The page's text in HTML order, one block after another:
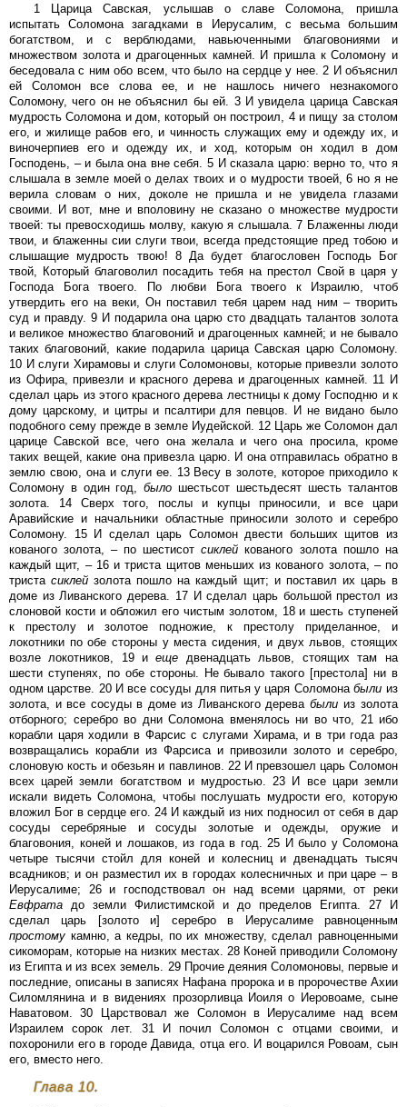
1 Царица Савская, услышав о славе Соломона, пришла
испытать Соломона загадками в Иерусалим, с весьма большим
богатством, и с верблюдами, навьюченными благовониями и
множеством золота и драгоценных камней. И пришла к Соломону и
беседовала с ним обо всем, что было на сердце у нее. 2 И объяснил
ей Соломон все слова ее, и не нашлось ничего незнакомого
Соломону, чего он не объяснил бы ей. 3 И увидела царица Савская
мудрость Соломона и дом, который он построил, 4 и пищу за столом
его, и жилище рабов его, и чинность служащих ему и одежду их, и
виночерпиев его и одежду их, и ход, которым он ходил в дом
Господень, – и была она вне себя. 5 И сказала царю: верно то, что я
слышала в земле моей о делах твоих и о мудрости твоей, 6 но я не
верила словам о них, доколе не пришла и не увидела глазами
своими. И вот, мне и вполовину не сказано о множестве мудрости
твоей: ты превосходишь молву, какую я слышала. 7 Блаженны люди
твои, и блаженны сии слуги твои, всегда предстоящие пред тобою и
слышащие мудрость твою! 8 Да будет благословен Господь Бог
твой, Который благоволил посадить тебя на престол Свой в царя у
Господа Бога твоего. По любви Бога твоего к Израилю, чтоб
утвердить его на веки, Он поставил тебя царем над ним – творить
суд и правду. 9 И подарила она царю сто двадцать талантов золота
и великое множество благовоний и драгоценных камней; и не бывало
таких благовоний, какие подарила царица Савская царю Соломону.
10 И слуги Хирамовы и слуги Соломоновы, которые привезли золото
из Офира, привезли и красного дерева и драгоценных камней. 11 И
сделал царь из этого красного дерева лестницы к дому Господню и к
дому царскому, и цитры и псалтири для певцов. И не видано было
подобного сему прежде в земле Иудейской. 12 Царь же Соломон дал
царице Савской все, чего она желала и чего она просила, кроме
таких вещей, какие она привезла царю. И она отправилась обратно в
землю свою, она и слуги ее. 13 Весу в золоте, которое приходило к
Соломону в один год, было шестьсот шестьдесят шесть талантов
золота. 14 Сверх того, послы и купцы приносили, и все цари
Аравийские и начальники областные приносили золото и серебро
Соломону. 15 И сделал царь Соломон двести больших щитов из
кованого золота, – по шестисот сиклей кованого золота пошло на
каждый щит, – 16 и триста щитов меньших из кованого золота, – по
триста сиклей золота пошло на каждый щит; и поставил их царь в
доме из Ливанского дерева. 17 И сделал царь большой престол из
слоновой кости и обложил его чистым золотом, 18 и шесть ступеней
к престолу и золотое подножие, к престолу приделанное, и
локотники по обе стороны у места сидения, и двух львов, стоящих
возле локотников, 19 и еще двенадцать львов, стоящих там на
шести ступенях, по обе стороны. Не бывало такого [престола] ни в
одном царстве. 20 И все сосуды для питья у царя Соломона были из
золота, и все сосуды в доме из Ливанского дерева были из золота
отборного; серебро во дни Соломона вменялось ни во что, 21 ибо
корабли царя ходили в Фарсис с слугами Хирама, и в три года раз
возвращались корабли из Фарсиса и привозили золото и серебро,
слоновую кость и обезьян и павлинов. 22 И превзошел царь Соломон
всех царей земли богатством и мудростью. 23 И все цари земли
искали видеть Соломона, чтобы послушать мудрости его, которую
вложил Бог в сердце его. 24 И каждый из них подносил от себя в дар
сосуды серебряные и сосуды золотые и одежды, оружие и
благовония, коней и лошаков, из года в год. 25 И было у Соломона
четыре тысячи стойл для коней и колесниц и двенадцать тысяч
всадников; и он разместил их в городах колесничных и при царе – в
Иерусалиме; 26 и господствовал он над всеми царями, от реки
Евфрата до земли Филистимской и до пределов Египта. 27 И
сделал царь [золото и] серебро в Иерусалиме равноценным
простому камню, а кедры, по их множеству, сделал равноценными
сикоморам, которые на низких местах. 28 Коней приводили Соломону
из Египта и из всех земель. 29 Прочие деяния Соломоновы, первые и
последние, описаны в записях Нафана пророка и в пророчестве Ахии
Силомлянина и в видениях прозорливца Иоиля о Иеровоаме, сыне
Наватовом. 30 Царствовал же Соломон в Иерусалиме над всем
Израилем сорок лет. 31 И почил Соломон с отцами своими, и
похоронили его в городе Давида, отца его. И воцарился Ровоам, сын
его, вместо него.
Глава 10.